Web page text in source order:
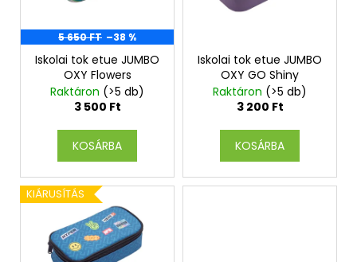
k
e
j
a
5 650 FT –38 %
Iskolai tok etue JUMBO
OXY Flowers
Raktáron (>5 db)
3 500 Ft
KOSÁRBA
Iskolai tok etue JUMBO
OXY GO Shiny
Raktáron (>5 db)
3 200 Ft
KOSÁRBA
KIÁRUSÍTÁS